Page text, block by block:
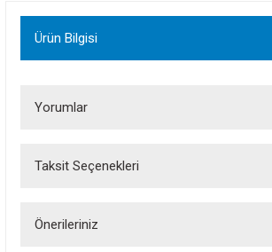
Ürün Bilgisi
Yorumlar
Taksit Seçenekleri
Önerileriniz